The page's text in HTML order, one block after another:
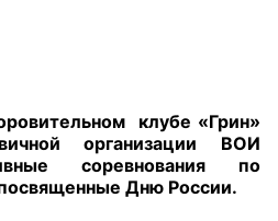
СВЯЗЬ
клубе «Грин»
организации ВОИ
соревнования по
Дню России.